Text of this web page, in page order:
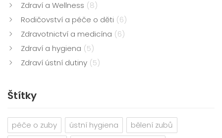
Zdraví a Wellness (8)
Rodičovství a péče o děti (6)
Zdravotnictví a medicína (6)
Zdraví a hygiena (5)
Zdraví ústní dutiny (5)
Štítky
péče o zuby ústní hygiena
bělení zubů